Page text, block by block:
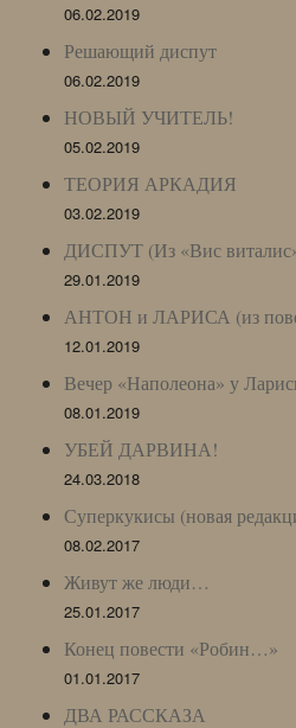
06.02.2019
Решающий диспут
06.02.2019
НОВЫЙ УЧИТЕЛЬ!
05.02.2019
ТЕОРИЯ АРКАДИЯ
03.02.2019
ДИСПУТ (Из «Вис
29.01.2019
АНТОН и ЛАРИСА (из
12.01.2019
Вечер «Наполеона» у
08.01.2019
УБЕЙ ДАРВИНА!
24.03.2018
Суперкукисы (новая
08.02.2017
Живут же люди…
25.01.2017
Конец повести «Робин…»
01.01.2017
ДВА РАССКАЗА